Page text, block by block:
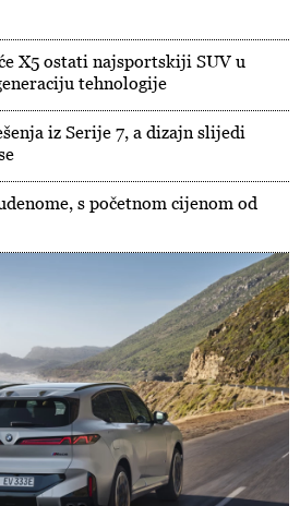
X5 ostati najsportskiji SUV u
tehnologije
iz Serije 7, a dizajn slijedi
s početnom cijenom od